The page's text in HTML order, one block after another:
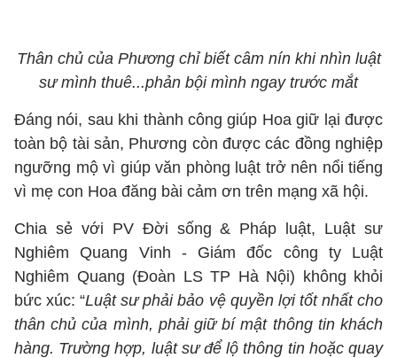
Thân chủ của Phương chỉ biết câm nín khi nhìn luật
sư mình thuê...phản bội mình ngay trước mắt
Đáng nói, sau khi thành công giúp Hoa giữ lại được
toàn bộ tài sản, Phương còn được các đồng nghiệp
ngưỡng mộ vì giúp văn phòng luật trở nên nổi tiếng
vì mẹ con Hoa đăng bài cảm ơn trên mạng xã hội.
Chia sẻ với PV Đời sống & Pháp luật, Luật sư
Nghiêm Quang Vinh - Giám đốc công ty Luật
Nghiêm Quang (Đoàn LS TP Hà Nội) không khỏi
bức xúc: “Luật sư phải bảo vệ quyền lợi tốt nhất cho
thân chủ của mình, phải giữ bí mật thông tin khách
hàng. Trường hợp, luật sư để lộ thông tin hoặc quay